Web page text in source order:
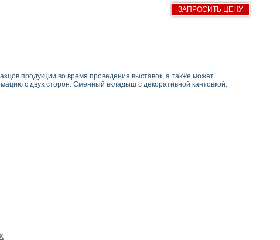
ЗАПРОСИТЬ ЦЕНУ
продукции во время проведения выставок, а также может
с двух сторон. Сменный вкладыш с декоративной кантовкой.